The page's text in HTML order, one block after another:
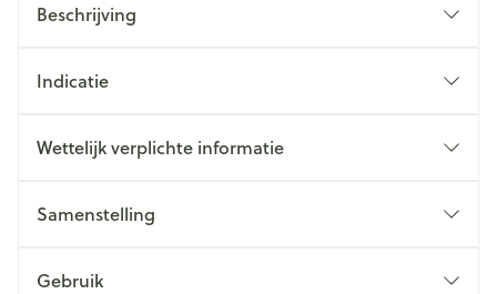
Beschrijving
Indicatie
Wettelijk verplichte informatie
Samenstelling
Gebruik